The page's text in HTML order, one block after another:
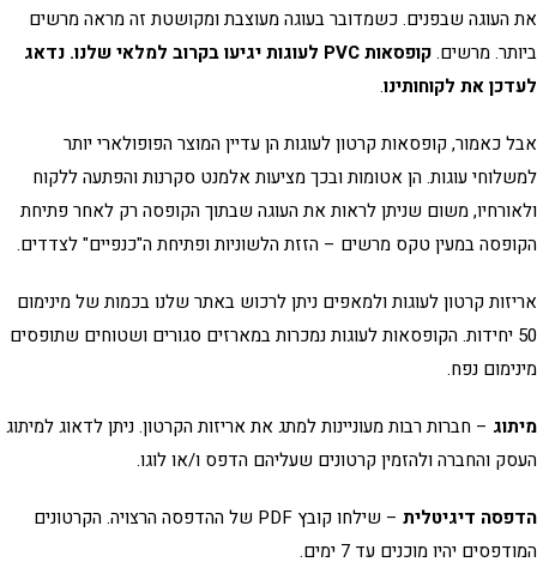
העוגה שבפנים. כשמדובר בעוגה מעוצבת ומקושטת זה מראה מרשים
מרשים.
קופסאות PVC לעוגות יגיעו בקרוב למלאי שלנו. נדאג
את לקוחותינו.
כאמור,קופסאות קרטון לעוגותהן עדיין המוצר הפופולארי יותר
עוגות. הן אטומות ובכךמציעות אלמנט סקרנות והפתעה ללקוח
משום שניתן לראות את העוגה שבתוך הקופסה רק לאחר פתיחת
במעין טקס מרשים – הזזת הלשוניות ופתיחת ה"כנפיים" לצדדים.
קרטון לעוגותולמאפים ניתן לרכוש באתר שלנו בכמות של מינימום
50 יחידות. הקופסאות לעוגות נמכרות במארזים סגורים ושטוחים שתופסים
נפח.
– חברות רבות מעוניינות למתג את אריזות הקרטון.ניתן לדאוג למיתוג
והחברה ולהזמין קרטונים שעליהם הדפס ו/או לוגו.
דיגיטלית
– שילחו קובץ PDF של ההדפסה הרצויה. הקרטונים
יהיו מוכנים עד 7 ימים.